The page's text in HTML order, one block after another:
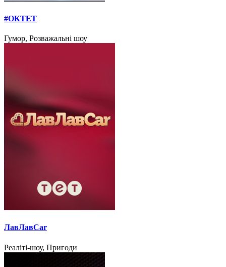
#ОКТЕТ
Гумор, Розважальні шоу
ЛавЛавCar
Реаліті-шоу, Пригоди